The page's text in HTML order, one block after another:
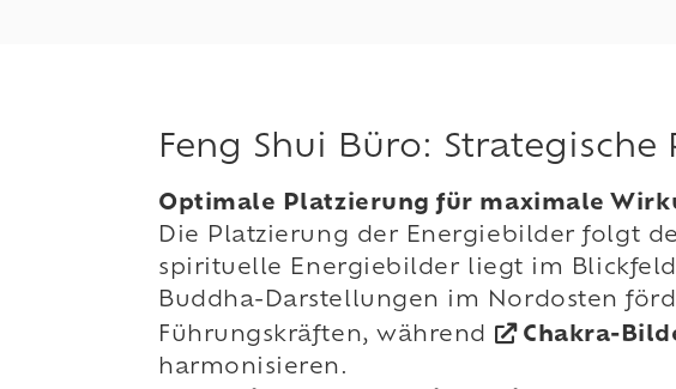
Feng Shui Büro:
Optimale Platzierung für maximale
Die Platzierung der Energiebilder folgt
spirituelle Energiebilder liegt im
Buddha-Darstellungen im Nordosten
Führungskräften, während
Chakra-
harmonisieren.